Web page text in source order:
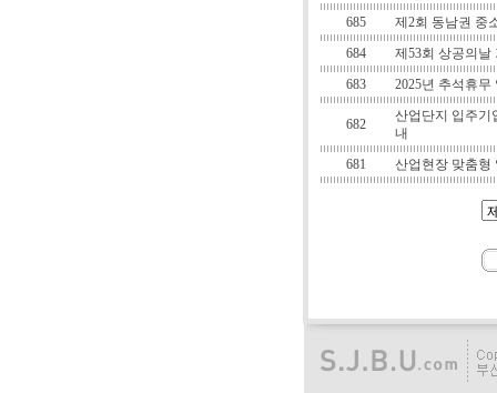
685
제2회 동남권 중
684
제53회 상공의날
683
2025년 추석휴
682
산업단지 입주기
내
681
산업현장 맞춤형